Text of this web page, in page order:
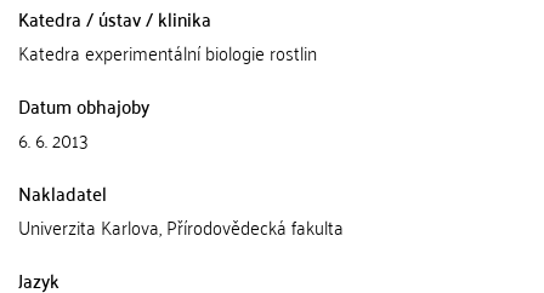
Katedra / ústav / klinika
Katedra experimentální biologie rostlin
Datum obhajoby
6. 6. 2013
Nakladatel
Univerzita Karlova, Přírodovědecká fakulta
Jazyk